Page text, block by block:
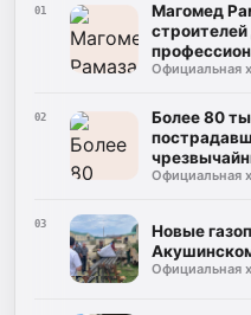
01
Магомед
Официальная
02
Более 80
Официальная
03
Новые
Официальная